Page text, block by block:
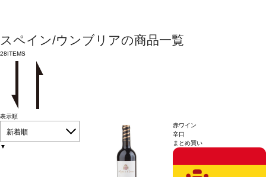
スペイン/ウンブリアの商品一覧
28ITEMS
表示順
新着順
▼
赤ワイン
辛口
まとめ買い